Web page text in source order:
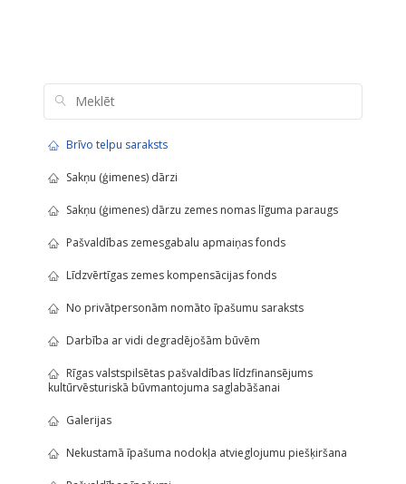
Brīvo telpu saraksts
Sakņu (ģimenes) dārzi
Sakņu (ģimenes) dārzu zemes nomas līguma paraugs
Pašvaldības zemesgabalu apmaiņas fonds
Līdzvērtīgas zemes kompensācijas fonds
No privātpersonām nomāto īpašumu saraksts
Darbība ar vidi degradējošām būvēm
Rīgas valstspilsētas pašvaldības līdzfinansējums
kultūrvēsturiskā būvmantojuma saglabāšanai
Galerijas
Nekustamā īpašuma nodokļa atvieglojumu piešķiršana